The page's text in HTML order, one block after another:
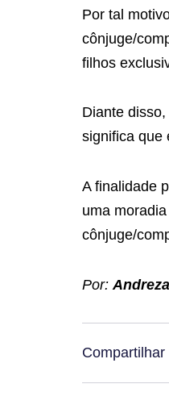
Por tal
cônjuge/
filhos
Diante
significa que
A finalidade
uma
cônjuge/
Por:
Compartilhar